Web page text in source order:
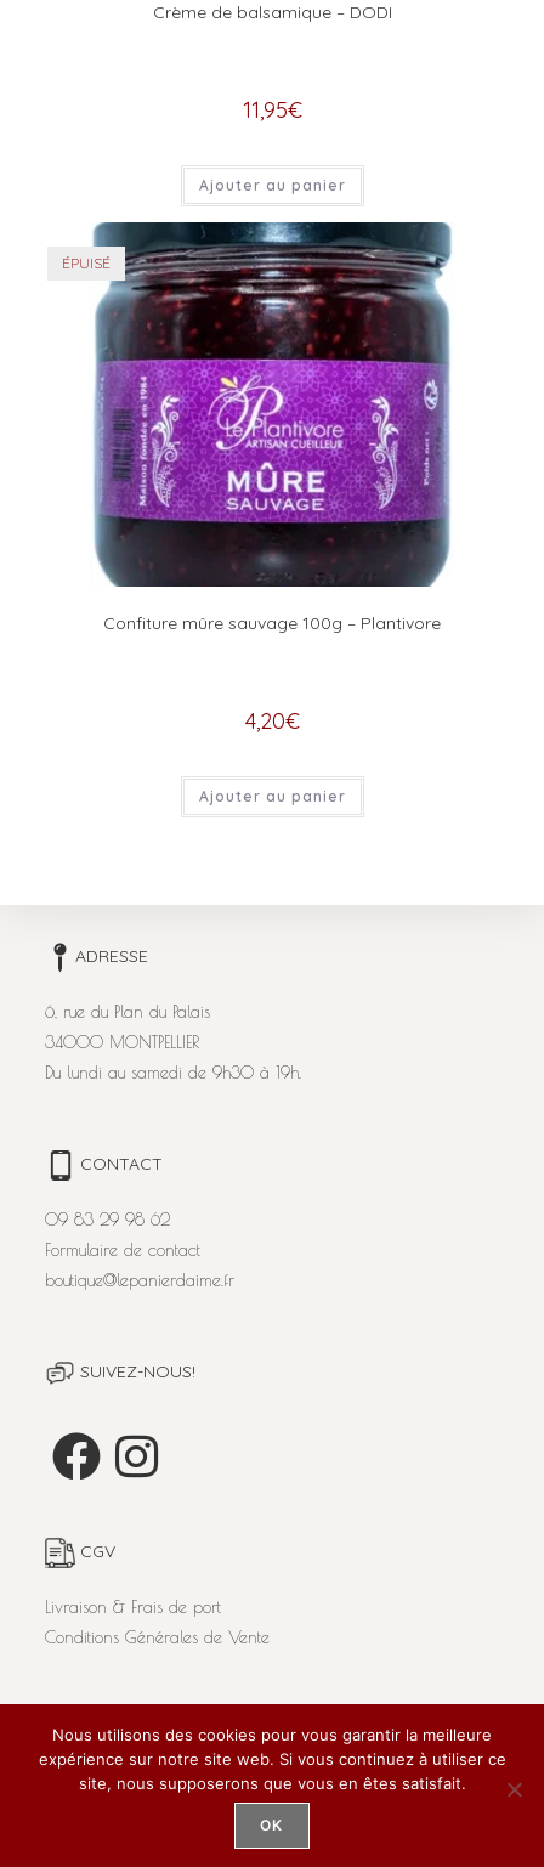
Crème de balsamique – DODI
11,95€
Ajouter au panier
ÉPUISÉ
Confiture mûre sauvage 100g – Plantivore
4,20€
Ajouter au panier
ADRESSE
6, rue du Plan du Palais
34000 MONTPELLIER
Du lundi au samedi de 9h30 à 19h.
CONTACT
09 83 29 98 62
Formulaire de contact
boutique@lepanierdaime.fr
SUIVEZ-NOUS!
CGV
Livraison & Frais de port
Conditions Générales de Vente
L'abus d'alcool est dangereux pour la santé. A consommer
avec modération.
Tous droits réservés 'Le Panier d'Aimé' 2020 / Réalisé par
SUPER!pour Pro-Sima / Mentions Légales
Nous utilisons des cookies pour vous garantir la meilleure
expérience sur notre site web. Si vous continuez à utiliser ce
site, nous supposerons que vous en êtes satisfait.
OK